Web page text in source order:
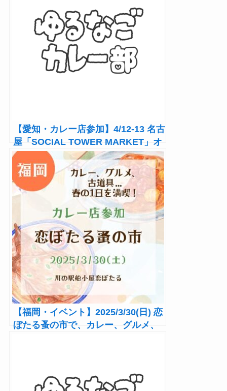
【愛知・カレー店参加】4/12-13 名古
屋「SOCIAL TOWER MARKET」オ
アシス21で開催！人気カレー店も！
【福岡・イベント】2025/3/30(日) 恋
ぼたる蚤の市で、カレー、グルメ、